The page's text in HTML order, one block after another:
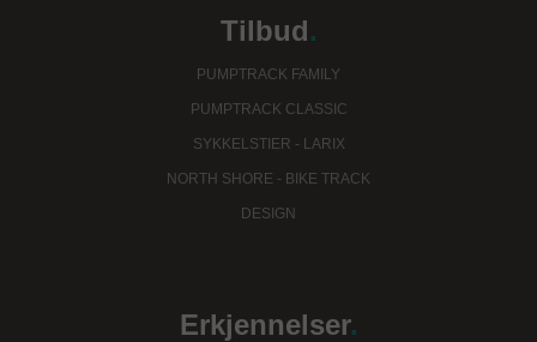
Tilbud.
PUMPTRACK FAMILY
PUMPTRACK CLASSIC
SYKKELSTIER - LARIX
NORTH SHORE - BIKE TRACK
DESIGN
Erkjennelser.